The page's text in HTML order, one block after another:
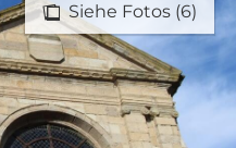
Siehe Fotos (6)